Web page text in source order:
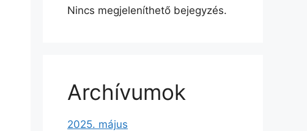
Nincs megjeleníthető bejegyzés.
Archívumok
2025. május